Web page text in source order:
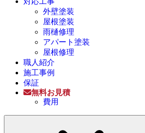
外壁塗装
屋根塗装
雨樋修理
アパート塗装
屋根修理
職人紹介
施工事例
保証
無料お見積
費用